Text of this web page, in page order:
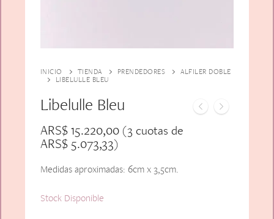
INICIO TIENDA PRENDEDORES
ALFILER DOBLE
LIBELULLE BLEU
Libelulle Bleu
ARS$15.220,00(3 cuotas de
ARS$5.073,33)
Medidas aproximadas: 6cm x 3,5cm.
Stock Disponible